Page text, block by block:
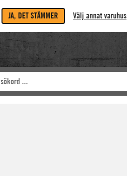
JA, DET STÄMMER Välj annat varuhus